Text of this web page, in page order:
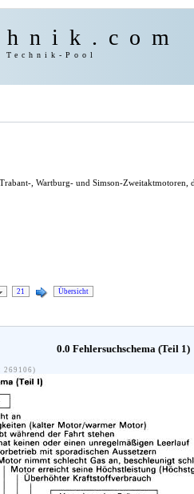
Technik-Pool
, Wartburg- und Simson-Zweitaktmotoren,
21 Übersicht
0.0 Fehlersuchschema (Teil 1)
269106)